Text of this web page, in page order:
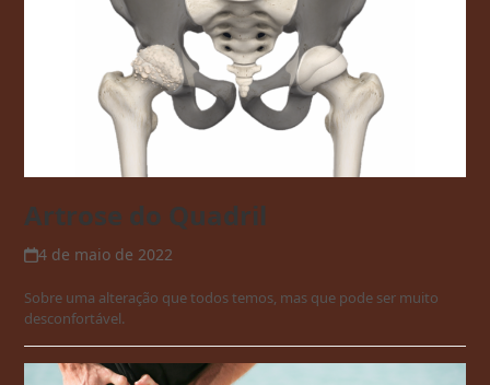
Artrose do Quadril
4 de maio de 2022
Sobre uma alteração que todos temos, mas que pode ser muito
desconfortável.